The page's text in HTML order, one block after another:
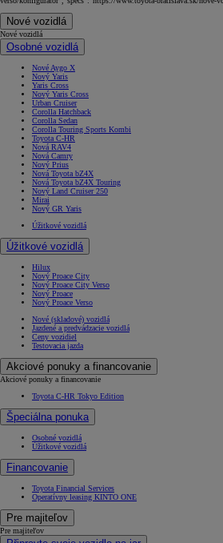
Nové vozidlá
Nové vozidlá
Osobné vozidlá
Nové Aygo X
Nový Yaris
Yaris Cross
Nový Yaris Cross
Urban Cruiser
Corolla Hatchback
Corolla Sedan
Corolla Touring Sports Kombi
Toyota C-HR
Nová RAV4
Nová Camry
Nový Prius
Nová Toyota bZ4X
Nová Toyota bZ4X Touring
Nový Land Cruiser 250
Mirai
Nový GR Yaris
Úžitkové vozidlá
Úžitkové vozidlá
Hilux
Nový Proace City
Nový Proace City Verso
Nový Proace
Nový Proace Verso
Nové (skladové) vozidlá
Jazdené a predvádzacie vozidlá
Ceny vozidiel
Testovacia jazda
Akciové ponuky a financovanie
Akciové ponuky a financovanie
Toyota C-HR Tokyo Edition
Špeciálna ponuka
Osobné vozidlá
Úžitkové vozidlá
Financovanie
Toyota Financial Services
Operatívny leasing KINTO ONE
Pre majiteľov
Pre majiteľov